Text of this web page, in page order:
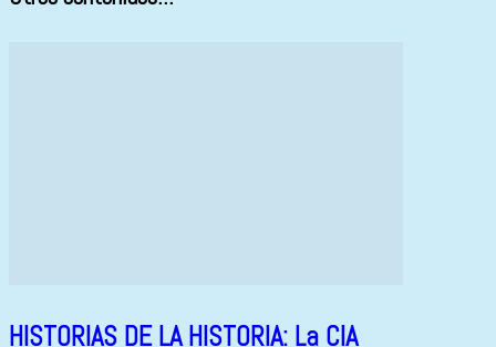
HISTORIAS DE LA HISTORIA: La CIA